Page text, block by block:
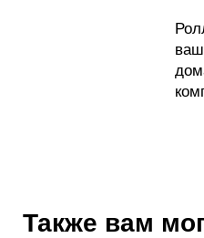
Также вам